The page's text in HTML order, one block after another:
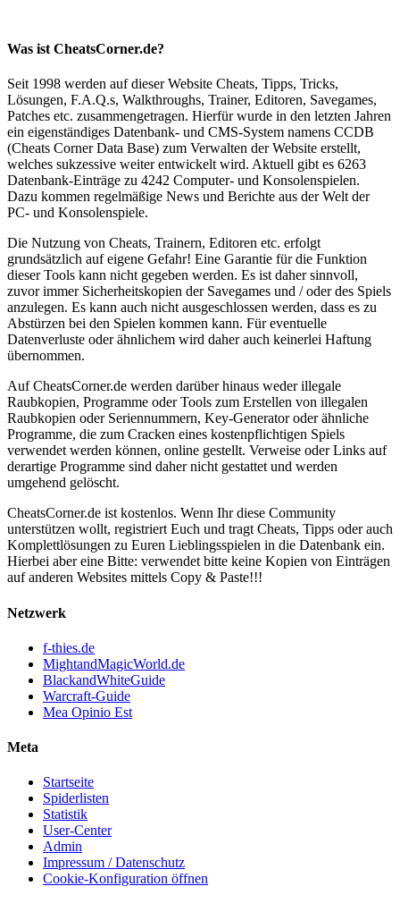
Was ist CheatsCorner.de?
Seit 1998 werden auf dieser Website Cheats, Tipps, Tricks,
Lösungen, F.A.Q.s, Walkthroughs, Trainer, Editoren, Savegames,
Patches etc. zusammengetragen. Hierfür wurde in den letzten Jahren
ein eigenständiges Datenbank- und CMS-System namens CCDB
(Cheats Corner Data Base) zum Verwalten der Website erstellt,
welches sukzessive weiter entwickelt wird. Aktuell gibt es 6263
Datenbank-Einträge zu 4242 Computer- und Konsolenspielen.
Dazu kommen regelmäßige News und Berichte aus der Welt der
PC- und Konsolenspiele.
Die Nutzung von Cheats, Trainern, Editoren etc. erfolgt
grundsätzlich auf eigene Gefahr! Eine Garantie für die Funktion
dieser Tools kann nicht gegeben werden. Es ist daher sinnvoll,
zuvor immer Sicherheitskopien der Savegames und / oder des Spiels
anzulegen. Es kann auch nicht ausgeschlossen werden, dass es zu
Abstürzen bei den Spielen kommen kann. Für eventuelle
Datenverluste oder ähnlichem wird daher auch keinerlei Haftung
übernommen.
Auf CheatsCorner.de werden darüber hinaus weder illegale
Raubkopien, Programme oder Tools zum Erstellen von illegalen
Raubkopien oder Seriennummern, Key-Generator oder ähnliche
Programme, die zum Cracken eines kostenpflichtigen Spiels
verwendet werden können, online gestellt. Verweise oder Links auf
derartige Programme sind daher nicht gestattet und werden
umgehend gelöscht.
CheatsCorner.de ist kostenlos. Wenn Ihr diese Community
unterstützen wollt, registriert Euch und tragt Cheats, Tipps oder auch
Komplettlösungen zu Euren Lieblingsspielen in die Datenbank ein.
Hierbei aber eine Bitte: verwendet bitte keine Kopien von Einträgen
auf anderen Websites mittels Copy & Paste!!!
Netzwerk
f-thies.de
MightandMagicWorld.de
BlackandWhiteGuide
Warcraft-Guide
Mea Opinio Est
Meta
Startseite
Spiderlisten
Statistik
User-Center
Admin
Impressum / Datenschutz
Cookie-Konfiguration öffnen